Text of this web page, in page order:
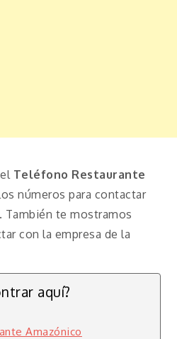
Teléfono Restaurante
números para contactar
te mostramos
con la empresa de la
aquí?
Amazónico